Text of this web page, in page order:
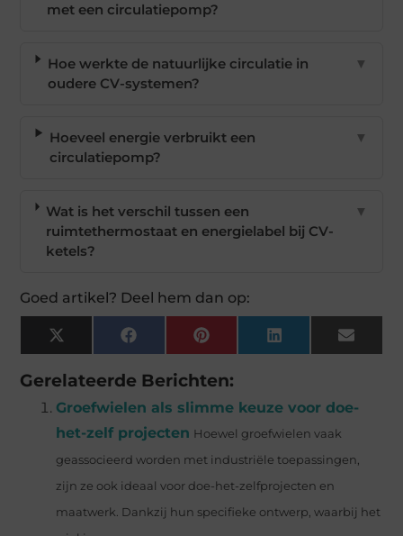
met een circulatiepomp?
Hoe werkte de natuurlijke circulatie in
oudere CV-systemen?
▼
Hoeveel energie verbruikt een
circulatiepomp?
▼
Wat is het verschil tussen een
ruimtethermostaat en energielabel bij CV-
ketels?
▼
Goed artikel? Deel hem dan op:
X
(Twitter)
FacebookPinterest LinkedIn Email
Gerelateerde Berichten:
Groefwielen als slimme keuze voor doe-
het-zelf projecten Hoewel groefwielen vaak
geassocieerd worden met industriële toepassingen,
zijn ze ook ideaal voor doe-het-zelfprojecten en
maatwerk. Dankzij hun specifieke ontwerp, waarbij het